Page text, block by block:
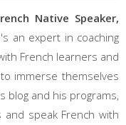
Native Speaker,
an expert in coaching
French learners and
immerse themselves
blog and his programs,
speak French with